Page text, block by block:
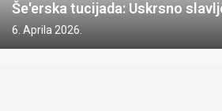
Še'erska tucijada: Uskrsno
6. Aprila 2026.